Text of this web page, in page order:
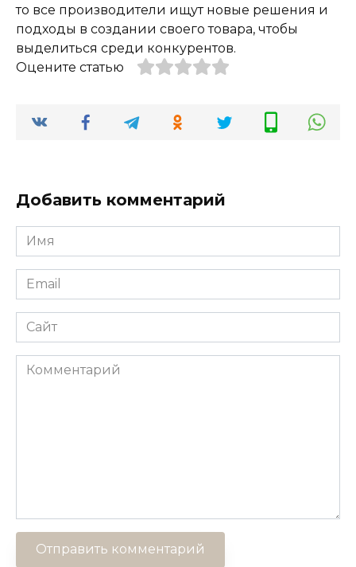
то все производители ищут новые решения и
подходы в создании своего товара, чтобы
выделиться среди конкурентов.
Оцените статью
Добавить комментарий
Имя
*
Email
*
Сайт
Комментарий